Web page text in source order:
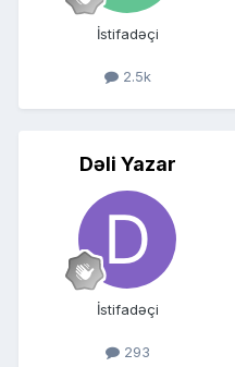
İstifadəçi
2.5k
Dəli Yazar
İstifadəçi
293